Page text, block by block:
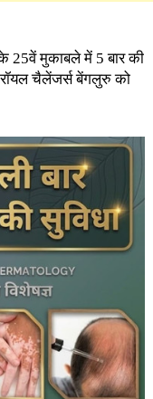
मुकाबले में 5 बार की
चैलेंजर्स बेंगलुरु को